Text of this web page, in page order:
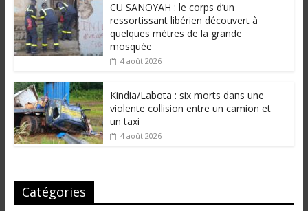
CU SANOYAH : le corps d’un
ressortissant libérien découvert à
quelques mètres de la grande
mosquée
4 août 2026
Kindia/Labota : six morts dans une
violente collision entre un camion et
un taxi
4 août 2026
Catégories